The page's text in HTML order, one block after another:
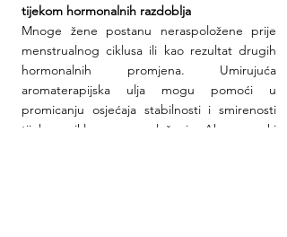
tijekom hormonalnih razdoblja
Mnoge žene postanu neraspoložene prije
menstrualnog ciklusa ili kao rezultat drugih
hormonalnih promjena. Umirujuća
aromaterapijska ulja mogu pomoći u
promicanju osjećaja stabilnosti i smirenosti
tijekom ciklusa neraspoloženja. Ako se svaki